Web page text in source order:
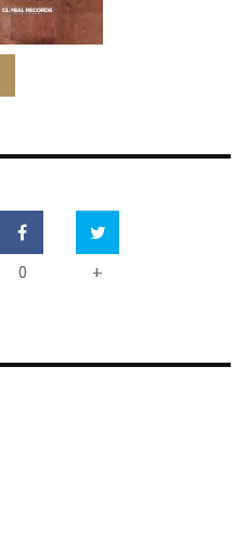
0 +